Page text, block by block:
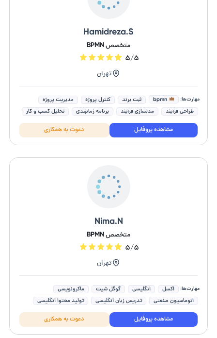
Hamidreza.S
متخصص BPMN
۵/۵
تهران
مهارت‌ها: bpmn ثبت برند کنترل پروژه
مدیریت پروژه
طراحی فرآیند
مدلسازی فرآیند برنامه زمانبندی
تحلیل کسب و کار
برنامه ریزی پروژه
تهیه برنامه زمانبندی پروژه
مشاهده پروفایل دعوت به همکاری
Nima.N
متخصص BPMN
۵/۵
تهران
مهارت‌ها: اکسل انگلیسی گوگل شیت
ماکرونویسی
اتوماسیون صنعتی
تدریس زبان انگلیسی
تولید محتوا انگلیسی
ترجمه انگلیسی به فارسی
ترجمه فارسی به انگلیسی
مشاهده پروفایل دعوت به همکاری